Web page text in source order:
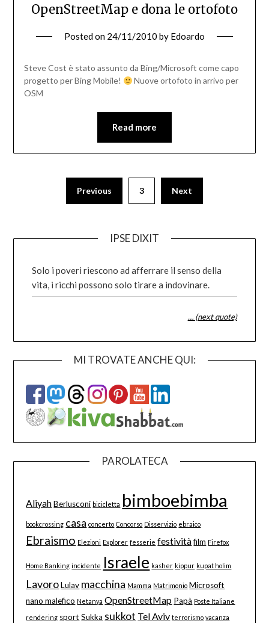
OpenStreetMap e dona le ortofoto
Posted on 24/11/2010 by Edoardo
Steve Cost è stato assunto da Bing/Microsoft come capo
progetto per Bing Mobile!
Nuove ortofoto in arrivo per
OSM
Read more
pagination
Previous 3 Next
IPSE DIXIT
Solo i poveri riescono ad afferrare il senso della
vita, i ricchi possono solo tirare a indovinare.
… (next quote)
MI TROVATE ANCHE QUI:
PAROLATECA
Aliyah Berlusconi bicicletta bimboebimba
bookcrossing casa concerto Concorso Disservizio ebraico
Ebraismo Elezioni Explorer fesserie festività film Firefox
Home Banking incidente Israele kasher kippur kupat holim
Lavoro Lulav macchina Mamma Matrimonio Microsoft
nano malefico Netanya OpenStreetMap Papà Poste Italiane
rendering sport Sukka sukkot Tel Aviv terrorismo vacanza